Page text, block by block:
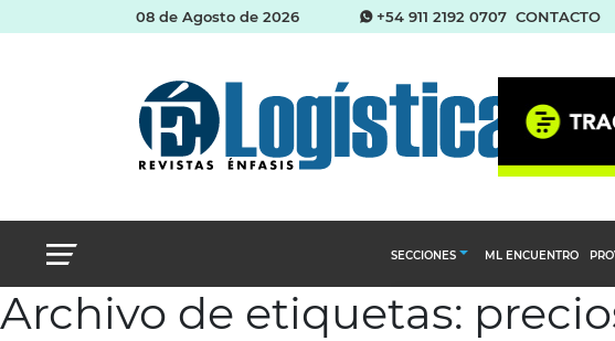
08 de Agosto de 2026 +54 911 2192 0707 CONTACTO
SECCIONES
Abastecimiento y compras
ML ENCUENTRO
Archivo de etiquetas: